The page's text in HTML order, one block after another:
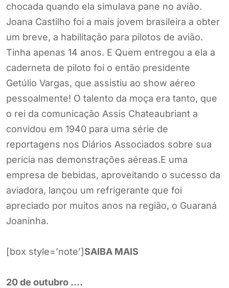
chocada quando ela simulava pane no avião.
Joana Castilho foi a mais jovem brasileira a obter
um breve, a habilitação para pilotos de avião.
Tinha apenas 14 anos. E Quem entregou a ela a
caderneta de piloto foi o então presidente
Getúlio Vargas, que assistiu ao show aéreo
pessoalmente! O talento da moça era tanto, que
o rei da comunicação Assis Chateaubriant a
convidou em 1940 para uma série de
reportagens nos Diários Associados sobre sua
perícia nas demonstrações aéreas.E uma
empresa de bebidas, aproveitando o sucesso da
aviadora, lançou um refrigerante que foi
apreciado por muitos anos na região, o Guaraná
Joaninha.
[box style=’note’]SAIBA MAIS
20 de outubro ….